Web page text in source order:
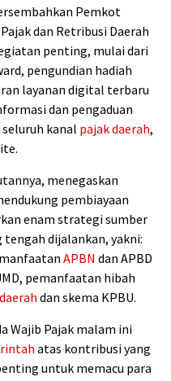
Pemkot
dan Retribusi Daerah
penting, mulai dari
pengundian hadiah
layanan digital terbaru
dan pengaduan
kanal pajak daerah,
menegaskan
pembiayaan
enam strategi sumber
tengah dijalankan, yakni:
APBN dan APBD
pemanfaatan hibah
dan skema KPBU.
Wajib Pajak malam ini
atas kontribusi yang
untuk memacu para